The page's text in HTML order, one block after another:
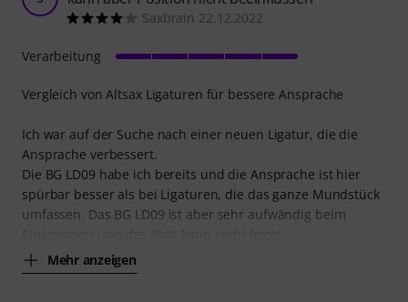
Saxbrain 22.12.2022
Vergleich von Altsax Ligaturen für bessere Ansprache
Ich war auf der Suche nach einer neuen Ligatur, die die
Ansprache verbessert.
Die BG LD09 habe ich bereits und die Ansprache ist hier
spürbar besser als bei Ligaturen, die das ganze Mundstück
umfassen. Das BG LD09 ist aber sehr aufwändig beim
Mehr anzeigen
Verarbeitung